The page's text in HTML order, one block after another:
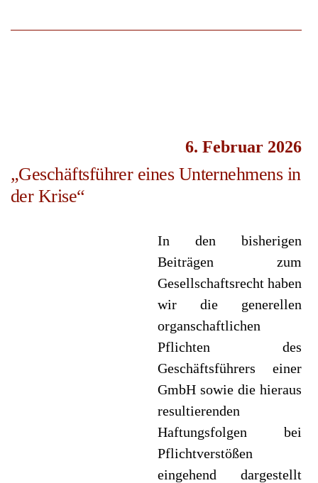
6. Februar 2026
„Geschäftsführer eines Unternehmens in
der Krise“
In den bisherigen
Beiträgen zum
Gesellschaftsrecht haben
wir die generellen
organschaftlichen
Pflichten des
Geschäftsführers einer
GmbH sowie die hieraus
resultierenden
Haftungsfolgen bei
Pflichtverstößen
eingehend dargestellt